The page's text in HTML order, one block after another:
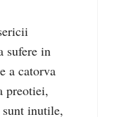
sufere in
a catorva
preotiei,
sunt inutile,